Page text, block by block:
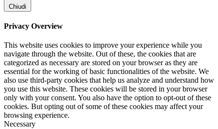
Chiudi
Privacy Overview
This website uses cookies to improve your experience while you
navigate through the website. Out of these, the cookies that are
categorized as necessary are stored on your browser as they are
essential for the working of basic functionalities of the website. We
also use third-party cookies that help us analyze and understand how
you use this website. These cookies will be stored in your browser
only with your consent. You also have the option to opt-out of these
cookies. But opting out of some of these cookies may affect your
browsing experience.
Necessary